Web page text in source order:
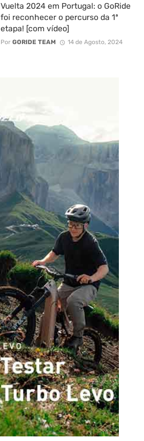
Vuelta 2024 em Portugal: o GoRide
foi reconhecer o percurso da 1ª
etapa! [com vídeo]
Por GORIDE TEAM 14 de Agosto, 2024